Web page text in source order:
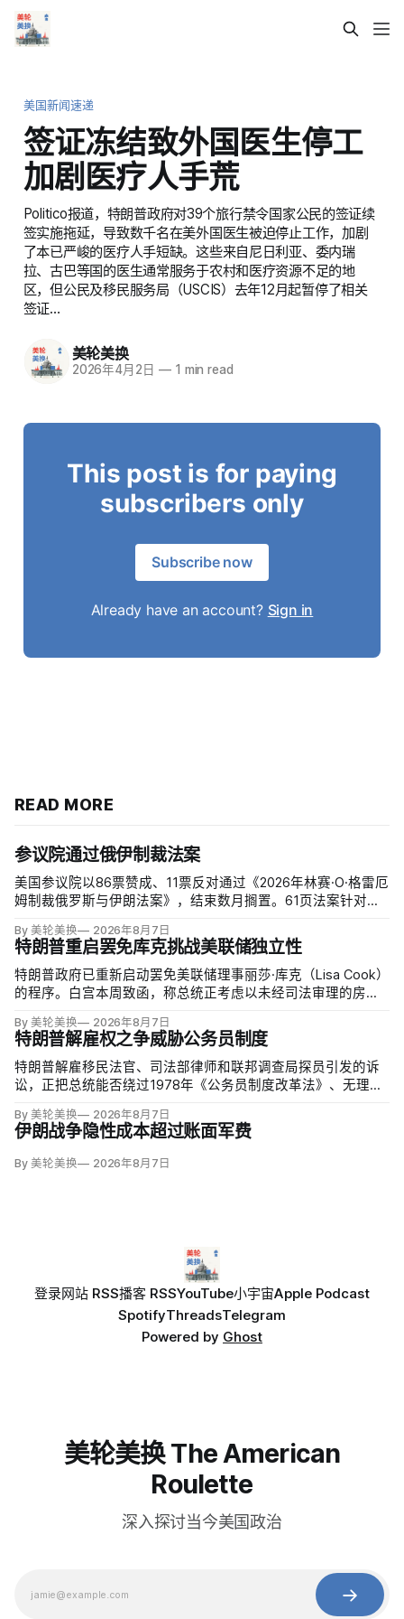
美国新闻速递
签证冻结致外国医生停工
加剧医疗人手荒
Politico报道，特朗普政府对39个旅行禁令国家公民的签证续
签实施拖延，导致数千名在美外国医生被迫停止工作，加剧
了本已严峻的医疗人手短缺。这些来自尼日利亚、委内瑞
拉、古巴等国的医生通常服务于农村和医疗资源不足的地
区，但公民及移民服务局（USCIS）去年12月起暂停了相关
签证…
美轮美换
2026年4月2日 —1 min read
This post is for paying
subscribers only
Subscribe now
Already have an account? Sign in
READ MORE
参议院通过俄伊制裁法案
美国参议院以86票赞成、11票反对通过《2026年林赛·O·格雷厄
姆制裁俄罗斯与伊朗法案》，结束数月搁置。61页法案针对俄
裁；同时授权对购买俄油气最多的五个国家实施定向关税，意
在切断支持俄乌战争的能源收入。
By 美轮美换 2026年8月7日
特朗普重启罢免库克挑战美联储独立性
特朗普政府已重新启动罢免美联储理事丽莎·库克（Lisa Cook）
的程序。白宫本周致函，称总统正考虑以未经司法审理的房贷
By 美轮美换 2026年8月7日
特朗普解雇权之争威胁公务员制度
特朗普解雇移民法官、司法部律师和联邦调查局探员引发的诉
讼，正把总统能否绕过1978年《公务员制度改革法》、无理由
天将全院审理两名前移民法官梅根·杰克勒（Megan Jackler）
和布兰登·贾罗赫（Brandon Jaroc…
By 美轮美换 2026年8月7日
伊朗战争隐性成本超过账面军费
By 美轮美换 2026年8月7日
登录网站 RSS播客 RSSYouTube小宇宙Apple Podcast
SpotifyThreadsTelegram
Powered by Ghost
美轮美换 The American
Roulette
深入探讨当今美国政治